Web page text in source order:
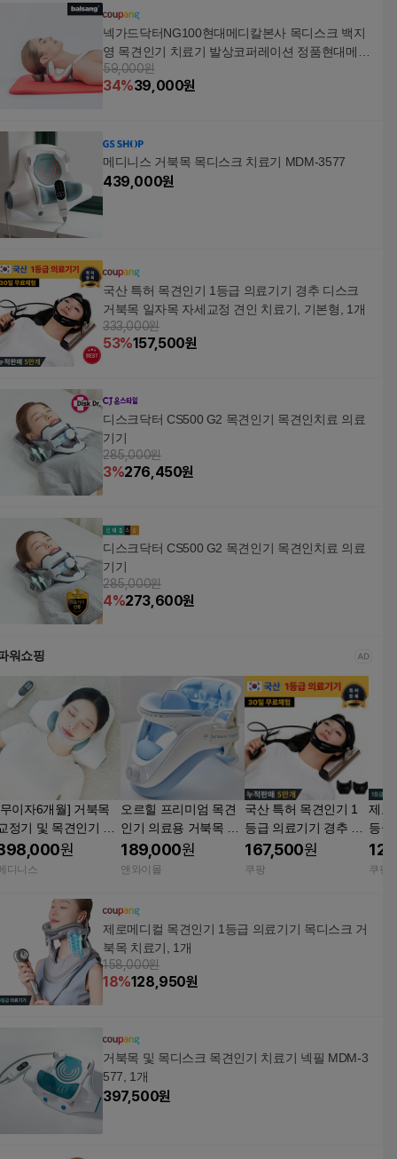
넥가드닥터NG100현대메디칼본사 목디스크 백지
영 목견인기 치료기 발상코퍼레이션 정품현대메디
칼, 1개
59,000원
34%39,000원
메디니스 거북목 목디스크 치료기 MDM-3577
439,000원
국산 특허 목견인기 1등급 의료기기 경추 디스크
거북목 일자목 자세교정 견인 치료기, 기본형, 1개
333,000원
53%157,500원
디스크닥터 CS500 G2 목견인기 목견인치료 의료
기기
285,000원
3%276,450원
디스크닥터 CS500 G2 목견인기 목견인치료 의료
기기
285,000원
4%273,600원
워쇼핑
이자6개월] 거북목
정기 및 목견인기 목
스크 치료기 넥필 M
3577
원
디니스
오르힐 프리미엄 목견
인기 의료용 거북목 보
호대 디스크 교정기 치
료기
189,000원
앤와이몰
국산 특허 목견인기 1
등급 의료기기 경추 디
스크 거북목 일자목 자
세교정 견인 치료기 기
167,500원
쿠팡
제로
등급
크 거
Free
쿠팡
제로메디컬 목견인기 1등급 의료기기 목디스크 거
북목 치료기, 1개
158,000원
18%128,950원
거북목 및 목디스크 목견인기 치료기 넥필 MDM-3
577, 1개
397,500원